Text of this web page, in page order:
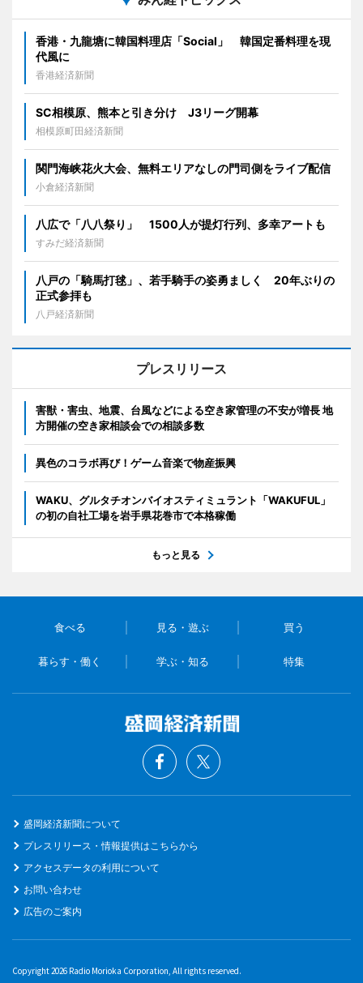
香港・九龍塘に韓国料理店「Social」 韓国定番料理を現
代風に
香港経済新聞
SC相模原、熊本と引き分け J3リーグ開幕
相模原町田経済新聞
関門海峡花火大会、無料エリアなしの門司側をライブ配信
小倉経済新聞
八広で「八八祭り」 1500人が提灯行列、多幸アートも
すみだ経済新聞
八戸の「騎馬打毬」、若手騎手の姿勇ましく 20年ぶりの
正式参拝も
八戸経済新聞
プレスリリース
害獣・害虫、地震、台風などによる空き家管理の不安が増長 地
方開催の空き家相談会での相談多数
異色のコラボ再び！ゲーム音楽で物産振興
WAKU、グルタチオンバイオスティミュラント「WAKUFUL」
の初の自社工場を岩手県花巻市で本格稼働
もっと見る
食べる 見る・遊ぶ 買う
暮らす・働く 学ぶ・知る 特集
盛岡経済新聞について
プレスリリース・情報提供はこちらから
アクセスデータの利用について
お問い合わせ
広告のご案内
Copyright 2026 Radio Morioka Corporation, All rights reserved.